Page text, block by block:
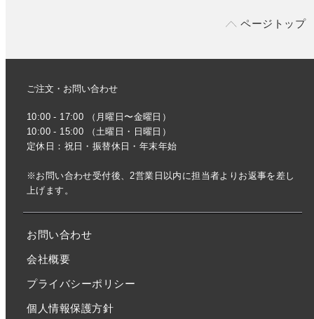
ページトップ
ご注文・お問い合わせ
10:00 - 17:00 （月曜日〜金曜日）
10:00 - 15:00 （土曜日・日曜日）
定休日：祝日・振替休日・年末年始
※お問い合わせ受付後、2営業日以内に担当者よりお返事を差し
上げます。
お問い合わせ
会社概要
プライバシーポリシー
個人情報保護方針